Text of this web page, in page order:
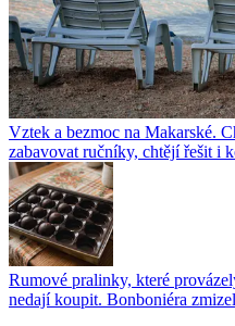
Vztek a bezmoc na Makarské.
zabavovat ručníky, chtějí řešit i
Rumové pralinky, které
nedají koupit. Bonboniéra